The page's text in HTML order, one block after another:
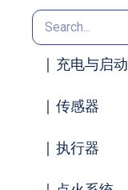
| 充电与启动
| 传感器
| 执行器